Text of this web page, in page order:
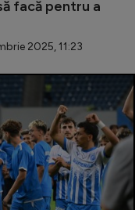
facă pentru a
2025, 11:23